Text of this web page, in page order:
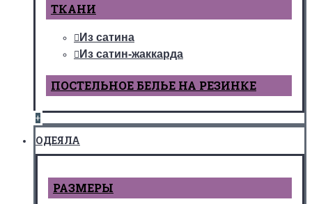
ТКАНИ
Из сатина
Из сатин-жаккарда
ПОСТЕЛЬНОЕ БЕЛЬЕ НА РЕЗИНКЕ
+
ОДЕЯЛА
РАЗМЕРЫ